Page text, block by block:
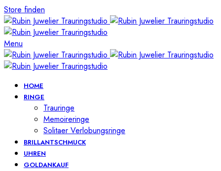
Store finden
Menu
HOME
RINGE
Trauringe
Memoireringe
Solitaer Verlobungsringe
BRILLANTSCHMUCK
UHREN
GOLDANKAUF